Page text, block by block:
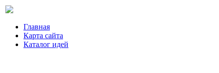
Главная
Карта сайта
Каталог идей